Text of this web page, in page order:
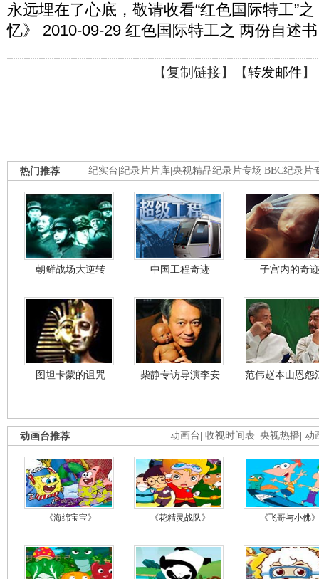
永远埋在了心底，敬请收看“红色国际特工”
忆》 2010-09-29 红色国际特工之 两份自述
【复制链接】【转发邮件】
纪实台 纪录片片库 央视精品纪录片专场 BBC纪录片
热门推荐
朝鲜战场大逆转 中国工程奇迹 子宫内的奇迹
图坦卡蒙的诅咒 柴静专访导演李安 范伟赵本山恩怨
动画台 收视时间表 央视热播 动
动画台推荐
《海绵宝宝》 《花精灵战队》 《飞哥与小佛》